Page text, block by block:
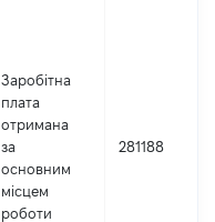
Заробітна
плата
отримана
за
основним
місцем
роботи
281188